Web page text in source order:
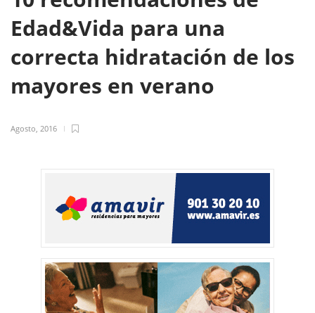
Edad&Vida para una
correcta hidratación de los
mayores en verano
Agosto, 2016